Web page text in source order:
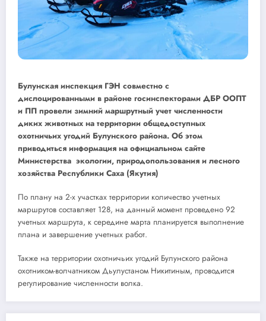
Булунская инспекция ГЭН совместно с
дислоцированными в районе госинспекторами ДБР ООПТ
и ПП провели зимний маршрутный учет численности
диких животных на территории общедоступных
охотничьих угодий Булунского района. Об этом
приводиться информация на официальном сайте
Министерства экологии, природопользования и лесного
хозяйства Республики Саха (Якутия)
По плану на 2-х участках территории количество учетных
маршрутов составляет 128, на данный момент проведено 92
учетных маршрута, к середине марта планируется выполнение
плана и завершение учетных работ.
Также на территории охотничьих угодий Булунского района
охотником-волчатником Дьулустаном Никитиным, проводится
регулирование численности волка.